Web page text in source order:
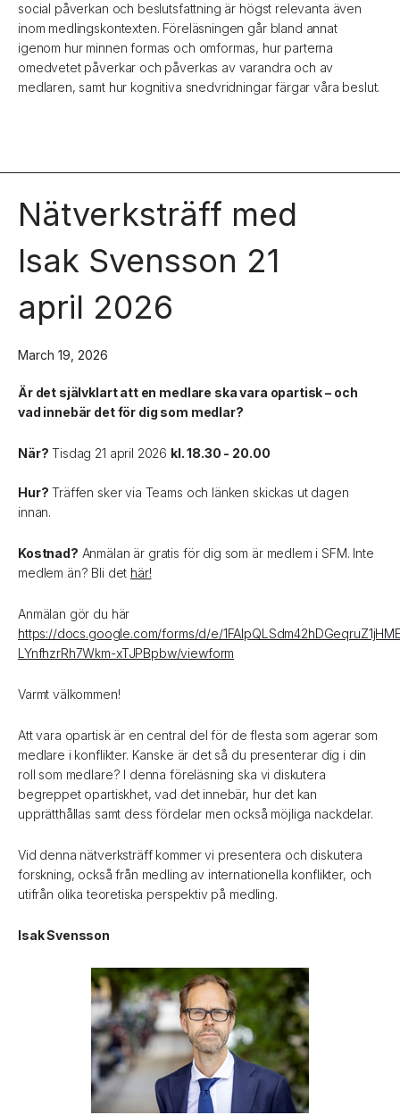
social påverkan och beslutsfattning är högst relevanta även
inom medlingskontexten. Föreläsningen går bland annat
igenom hur minnen formas och omformas, hur parterna
omedvetet påverkar och påverkas av varandra och av
medlaren, samt hur kognitiva snedvridningar färgar våra beslut.
Nätverksträff med
Isak Svensson 21
april 2026
March 19, 2026
Är det självklart att en medlare ska vara opartisk – och
vad innebär det för dig som medlar?
När? Tisdag 21 april 2026 kl. 18.30 - 20.00
Hur? Träffen sker via Teams och länken skickas ut dagen
innan.
Kostnad? Anmälan är gratis för dig som är medlem i SFM. Inte
medlem än? Bli det här!
Anmälan gör du här
https://docs.google.com/forms/d/e/
LYnfhzrRh7Wkm-xTJPBpbw/viewform
Varmt välkommen!
Att vara opartisk är en central del för de flesta som agerar som
medlare i konflikter. Kanske är det så du presenterar dig i din
roll som medlare? I denna föreläsning ska vi diskutera
begreppet opartiskhet, vad det innebär, hur det kan
upprätthållas samt dess fördelar men också möjliga nackdelar.
Vid denna nätverksträff kommer vi presentera och diskutera
forskning, också från medling av internationella konflikter, och
utifrån olika teoretiska perspektiv på medling.
Isak Svensson